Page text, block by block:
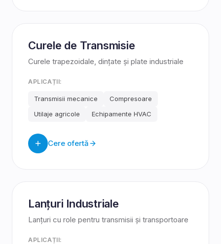
Curele de Transmisie
Curele trapezoidale, dințate și plate industriale
APLICAȚII:
Transmisii mecanice
Compresoare
Utilaje agricole
Echipamente HVAC
Cere ofertă
Lanțuri Industriale
Lanțuri cu role pentru transmisii și transportoare
APLICAȚII: